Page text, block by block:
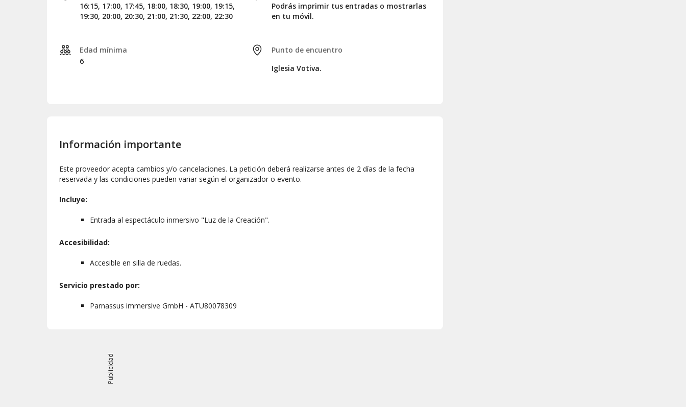
Plano de asientos en la iglesia Votiva
16:15, 17:00, 17:45, 18:00, 18:30, 19:00, 19:15,
19:30, 20:00, 20:30, 21:00, 21:30, 22:00, 22:30
Edad mínima
6
Podrás imprimir tus entradas o mostrarlas
en tu móvil.
Punto de encuentro
Iglesia Votiva.
Información importante
Este proveedor acepta cambios y/o cancelaciones. La petición deberá realizarse antes de 2 días de la fecha
reservada y las condiciones pueden variar según el organizador o evento.
Incluye:
Entrada al espectáculo inmersivo "Luz de la Creación".
Accesibilidad:
Accesible en silla de ruedas.
Servicio prestado por:
Parnassus immersive GmbH - ATU80078309
Publicidad